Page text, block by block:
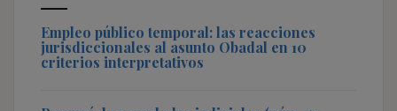
Empleo público temporal: las reacciones
jurisdiccionales al asunto Obadal en 10
criterios interpretativos